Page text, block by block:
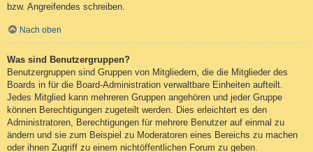
bzw. Angreifendes schreiben.
Nach oben
Was sind Benutzergruppen?
Benutzergruppen sind Gruppen von Mitgliedern, die die Mitglieder des
Boards in für die Board-Administration verwaltbare Einheiten aufteilt.
Jedes Mitglied kann mehreren Gruppen angehören und jeder Gruppe
können Berechtigungen zugeteilt werden. Dies erleichtert es den
Administratoren, Berechtigungen für mehrere Benutzer auf einmal zu
ändern und sie zum Beispiel zu Moderatoren eines Bereichs zu machen
oder ihnen Zugriff zu einem nichtöffentlichen Forum zu geben.